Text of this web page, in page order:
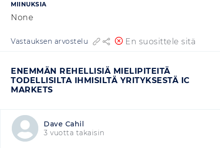
MIINUKSIA
None
Vastauksen arvostelu En suosittele sitä
ENEMMÄN REHELLISIÄ MIELIPITEITÄ
TODELLISILTA IHMISILTÄ YRITYKSESTÄ IC
MARKETS
Dave Cahil
3 vuotta takaisin